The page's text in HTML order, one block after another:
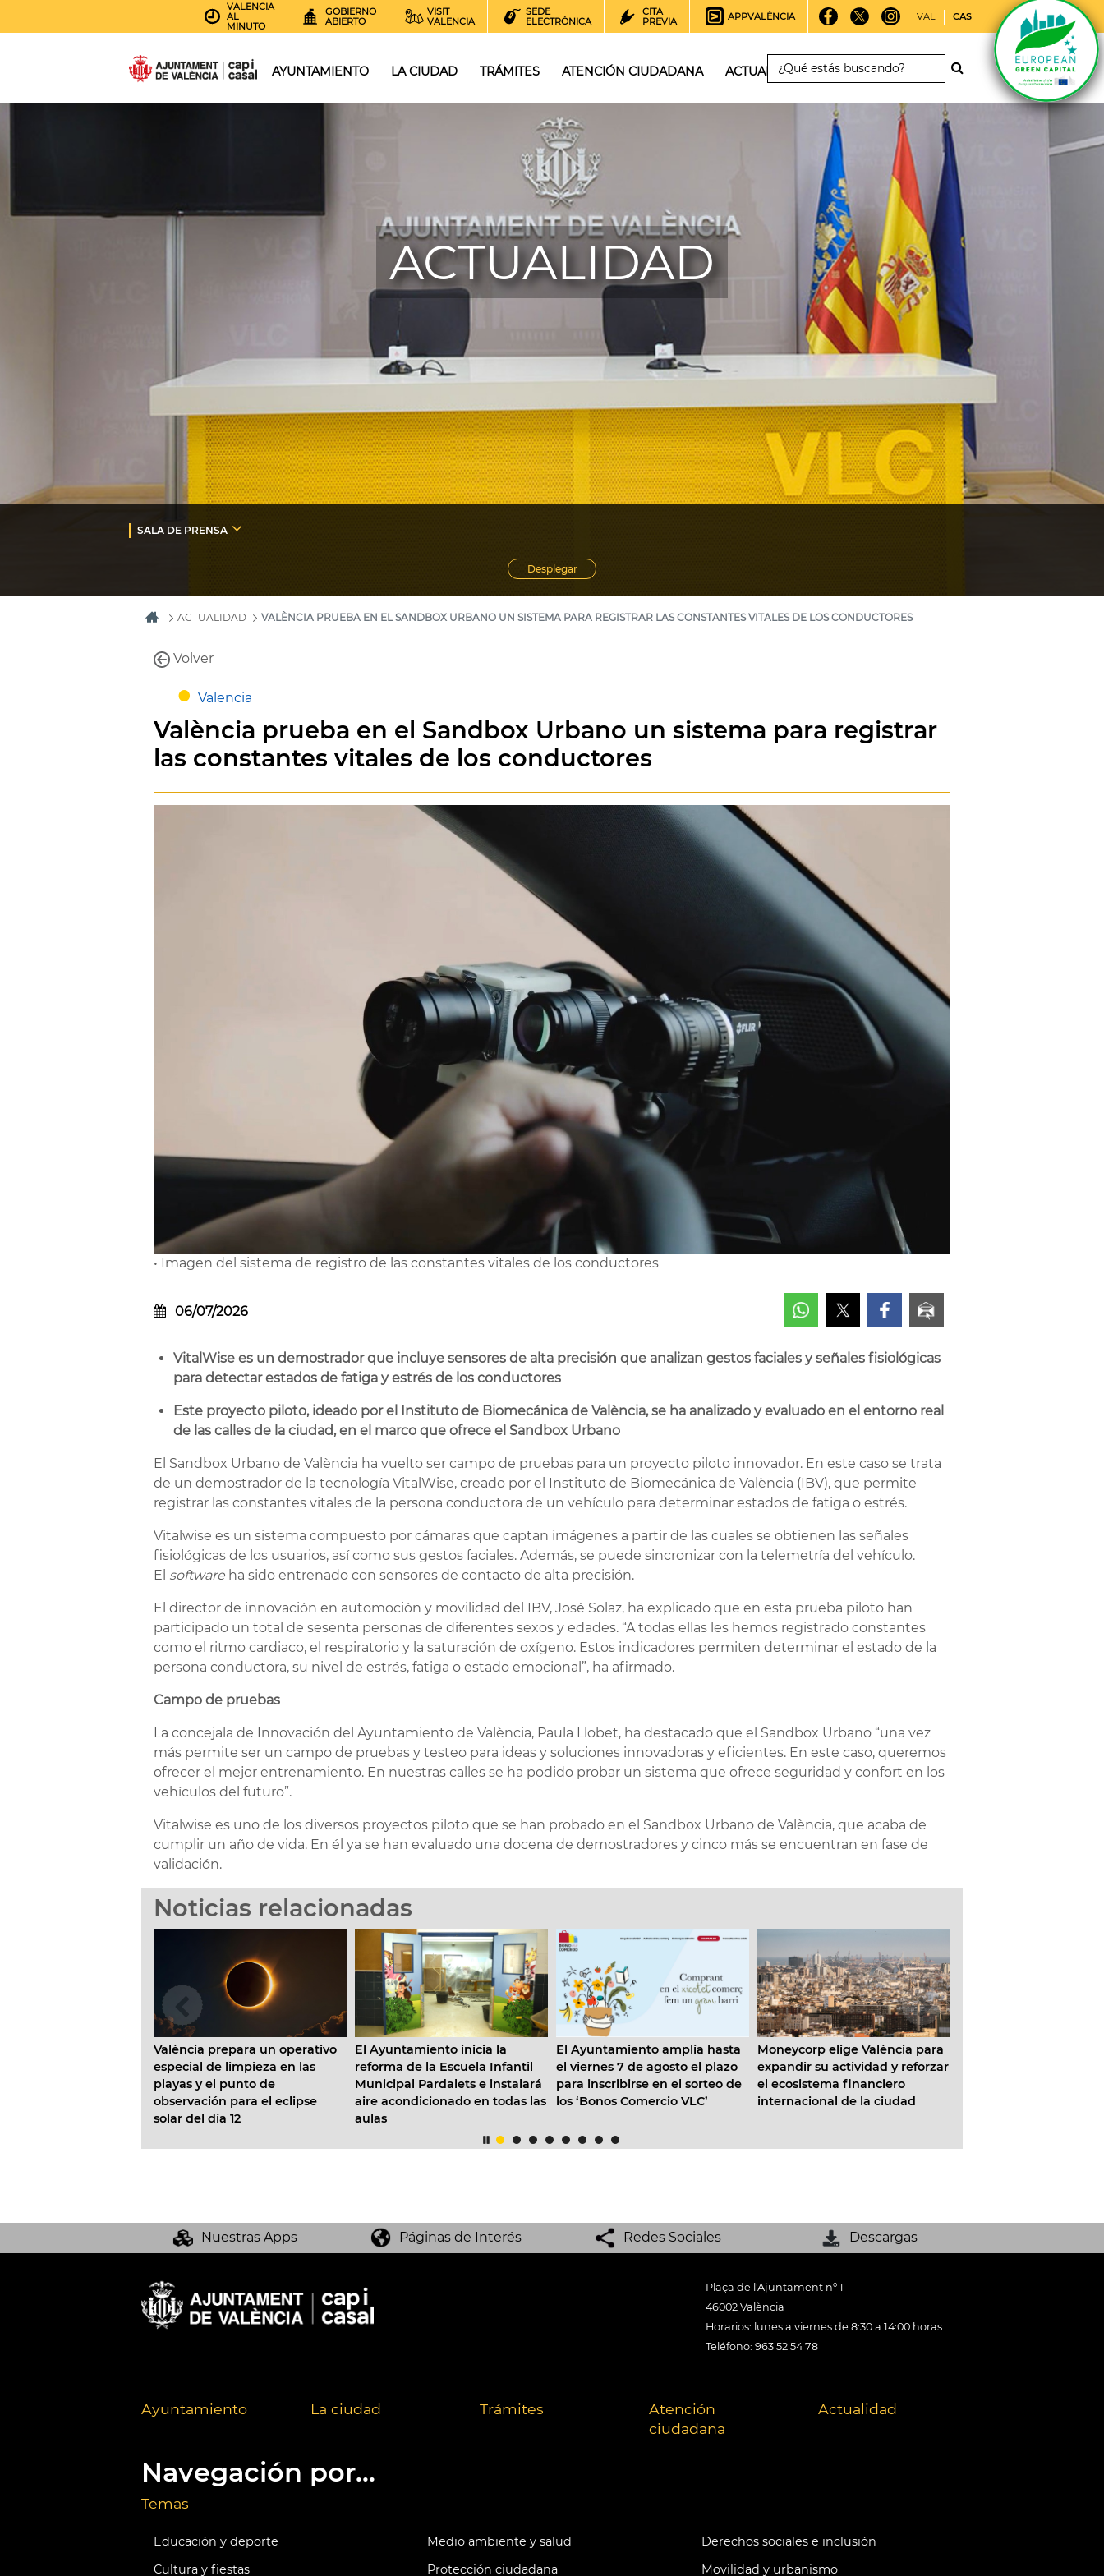
VALENCIA
AL
MINUTO
GOBIERNO
ABIERTO
VISIT
VALENCIA
SEDE
ELECTRÓNICA
CITA
PREVIA
APPVALÈNCIA VAL CAS
AYUNTAMIENTO LA CIUDAD TRÁMITES ATENCIÓN CIUDADANA ACTUALIDAD
ACTUALIDAD
SALA DE PRENSA
Desplegar
ACTUALIDAD VALÈNCIA PRUEBA EN EL SANDBOX URBANO UN SISTEMA PARA REGISTRAR LAS CONSTANTES VITALES DE LOS CONDUCTORES
Volver
Valencia
València prueba en el Sandbox Urbano un sistema para registrar
las constantes vitales de los conductores
• Imagen del sistema de registro de las constantes vitales de los conductores
06/07/2026
VitalWise es un demostrador que incluye sensores de alta precisión que analizan gestos faciales y señales fisiológicas
para detectar estados de fatiga y estrés de los conductores
Este proyecto piloto, ideado por el Instituto de Biomecánica de València, se ha analizado y evaluado en el entorno real
de las calles de la ciudad, en el marco que ofrece el Sandbox Urbano
El Sandbox Urbano de València ha vuelto ser campo de pruebas para un proyecto piloto innovador. En este caso se trata
de un demostrador de la tecnología VitalWise, creado por el Instituto de Biomecánica de València (IBV), que permite
registrar las constantes vitales de la persona conductora de un vehículo para determinar estados de fatiga o estrés.
Vitalwise es un sistema compuesto por cámaras que captan imágenes a partir de las cuales se obtienen las señales
fisiológicas de los usuarios, así como sus gestos faciales. Además, se puede sincronizar con la telemetría del vehículo.
El software ha sido entrenado con sensores de contacto de alta precisión.
El director de innovación en automoción y movilidad del IBV, José Solaz, ha explicado que en esta prueba piloto han
participado un total de sesenta personas de diferentes sexos y edades. “A todas ellas les hemos registrado constantes
como el ritmo cardiaco, el respiratorio y la saturación de oxígeno. Estos indicadores permiten determinar el estado de la
persona conductora, su nivel de estrés, fatiga o estado emocional”, ha afirmado.
Campo de pruebas
La concejala de Innovación del Ayuntamiento de València, Paula Llobet, ha destacado que el Sandbox Urbano “una vez
más permite ser un campo de pruebas y testeo para ideas y soluciones innovadoras y eficientes. En este caso, queremos
ofrecer el mejor entrenamiento. En nuestras calles se ha podido probar un sistema que ofrece seguridad y confort en los
vehículos del futuro”.
Vitalwise es uno de los diversos proyectos piloto que se han probado en el Sandbox Urbano de València, que acaba de
cumplir un año de vida. En él ya se han evaluado una docena de demostradores y cinco más se encuentran en fase de
validación.
Noticias relacionadas
prepara un operativo
El Ayuntamiento inicia la
reforma de la Escuela Infantil
Municipal Pardalets e instalará
aire acondicionado en todas las
aulas
El Ayuntamiento amplía hasta
el viernes 7 de agosto el plazo
para inscribirse en el sorteo de
los ‘Bonos Comercio VLC’
Moneycorp elige València para
expandir su actividad y reforzar
el ecosistema financiero
internacional de la ciudad
La Concejalía de Parques y
Jardines culmina la
restauración del rocódromo del
Parc Central
Nuestras Apps Páginas de Interés Redes Sociales Descargas
Plaça de l'Ajuntament nº 1
46002 València
Horarios: lunes a viernes de 8:30 a 14:00 horas
Teléfono: 963 52 54 78
Ayuntamiento La ciudad Trámites
Atención
ciudadana
Actualidad
Navegación por...
Temas
Educación y deporte Medio ambiente y salud
Derechos sociales e inclusión
Cultura y fiestas
Protección ciudadana Movilidad y urbanismo